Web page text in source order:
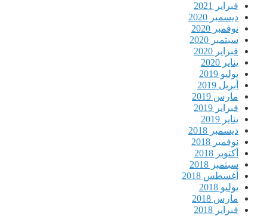
فبراير 2021
ديسمبر 2020
نوفمبر 2020
سبتمبر 2020
فبراير 2020
يناير 2020
يوليو 2019
أبريل 2019
مارس 2019
فبراير 2019
يناير 2019
ديسمبر 2018
نوفمبر 2018
أكتوبر 2018
سبتمبر 2018
أغسطس 2018
يوليو 2018
مارس 2018
فبراير 2018